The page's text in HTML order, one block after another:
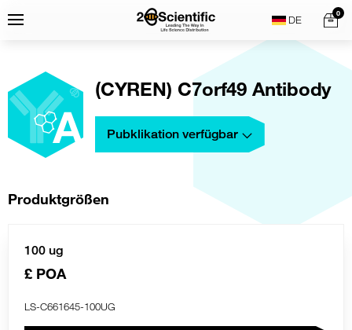
toMenu
Home
0
(CYREN) C7orf49 Antibody
Pubklikation verfügbar
Produktgrößen
100 ug
£ POA
LS-C661645-100UG